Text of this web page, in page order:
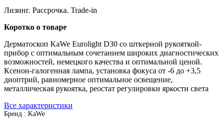
Лизинг. Рассрочка. Trade-in
Коротко о товаре
Дерматоскоп KaWe Eurolight D30 со шткерной рукояткой-
прибор с оптимальным сочетанием широких диагностических
возможностей, немецкого качества и оптимальной ценой.
Ксенон-галогенная лампа, установка фокуса от -6 до +3,5
диоптрий, равномерное оптимальное освещение,
металлическая рукоятка, реостат регулировки яркости света
Все характеристики
Бренд : KaWe